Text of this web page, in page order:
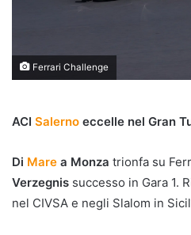
Ferrari Challenge
ACI Salerno eccelle nel Gran
Di Mare a Monza trionfa su
Verzegnis successo in Gara 1.
nel CIVSA e negli Slalom in